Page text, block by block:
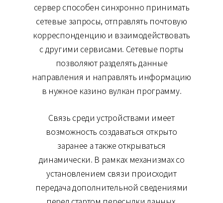
сервер способен синхронно принимать
сетевые запросы, отправлять почтовую
корреспонденцию и взаимодействовать
с другими сервисами. Сетевые порты
позволяют разделять данные
направления и направлять информацию
в нужное казино вулкан программу.
Связь среди устройствами имеет
возможность создаваться открыто
заранее а также открываться
динамически. В рамках механизмах со
установлением связи происходит
передача дополнительной сведениями